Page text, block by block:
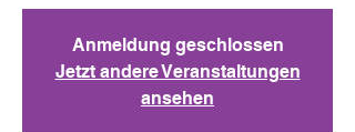
Anmeldung geschlossen
Jetzt andere Veranstaltungen
ansehen